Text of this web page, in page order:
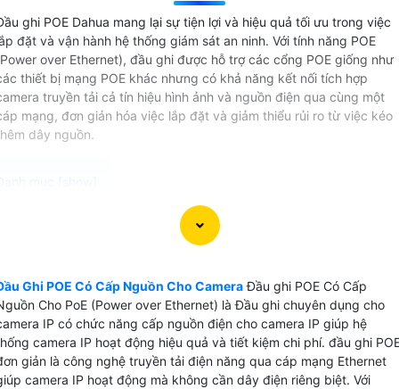
ghi POE Dahua mang lại sự tiện lợi và hiệu quả tối ưu trong việc
đặt và vận hành hệ thống giám sát an ninh. Với tính năng POE
over Ethernet), đầu ghi được hỗ trợ các cổng POE giống như
thiết bị mạng POE khác nhưng có khả năng kết nối tích hợp
truyền tải cả tín hiệu hình ảnh và nguồn điện qua cùng một
mạng, đơn giản hóa việc lắp đặt và giảm thiểu rủi ro từ việc kéo
dây nguồn.
Ghi POE Có Cấp Nguồn Cho Camera là lựa chọn hoàn
cho hệ thống camera giám sát an toàn tuyệt đối về
công trở nên đơn giản hơn bao giờ hết vì bạn không cần
đi dây điện đến từng vị trí camera mà chỉ cần sử dụng
mạng.
ghi POE giúp bạn tiết kiệm thời gian và công sức trong
lắp đặt hệ thống camera đồng thờiđảm bảo tính an
Ghi POE Có Cấp Nguồn Cho CameraĐầu ghi POE Có Cấp
Cho PoE (Power over Ethernet) là Đầu ghi chuyên dụng cho
IP có chức năng cấp nguồn điện cho camera IP giúp hệ
camera IP hoạt động hiệu quả và tiết kiệm chi phí. đầu ghi
giản là công nghệ truyền tải điện năng qua cáp mạng Ethernet
camera IP hoạt động mà không cần dây điện riêng biệt. Với